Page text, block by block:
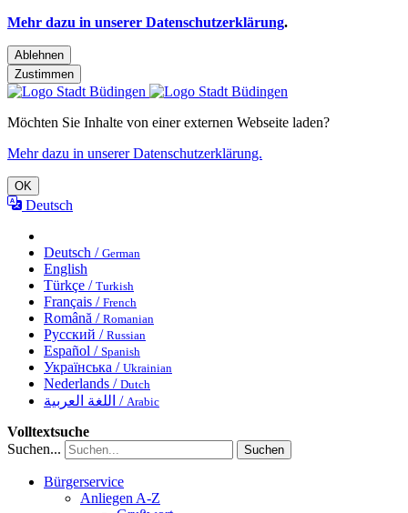
Mehr dazu in unserer Datenschutzerklärung.
Ablehnen
Zustimmen
Möchten Sie Inhalte von einer externen Webseite laden?
Mehr dazu in unserer Datenschutzerklärung.
OK
Deutsch
Deutsch / German
English
Türkçe / Turkish
Français / French
Română / Romanian
Русский / Russian
Español / Spanish
Українська / Ukrainian
Nederlands / Dutch
اللغة العربية / Arabic
Volltextsuche
Suchen...
Suchen
Bürgerservice
Anliegen A-Z